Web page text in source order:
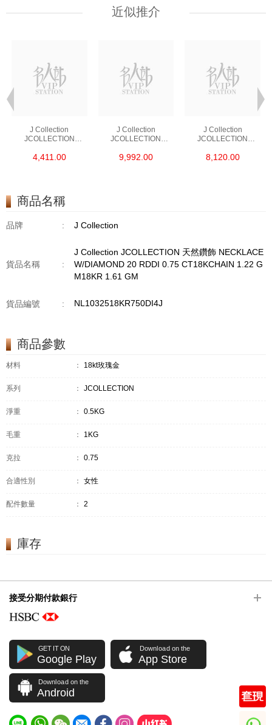
近似推介
J Collection
JCOLLECTION
RDDI 0.48 CT18KR
4,411.00
J Collection
JCOLLECTION
RDDI 1.34 CT18KW
9,992.00
J Collection
JCOLLECTION
W/DIAMOND 7
8,120.00
商品名稱
品牌 : J Collection
貨品名稱 :
J Collection JCOLLECTION 天然鑽飾 NECKLACE
W/DIAMOND 20 RDDI 0.75 CT18KCHAIN 1.22 G
M18KR 1.61 GM
貨品編號 : NL1032518KR750DI4J
商品參數
材料 ： 18kt玫瑰金
系列 ： JCOLLECTION
淨重 ： 0.5KG
毛重 ： 1KG
克拉 ： 0.75
合適性別 ： 女性
配件數量 ： 2
庫存
接受分期付款銀行
GET IT ON
Google Play
Download on the
App Store
Download on the
Android